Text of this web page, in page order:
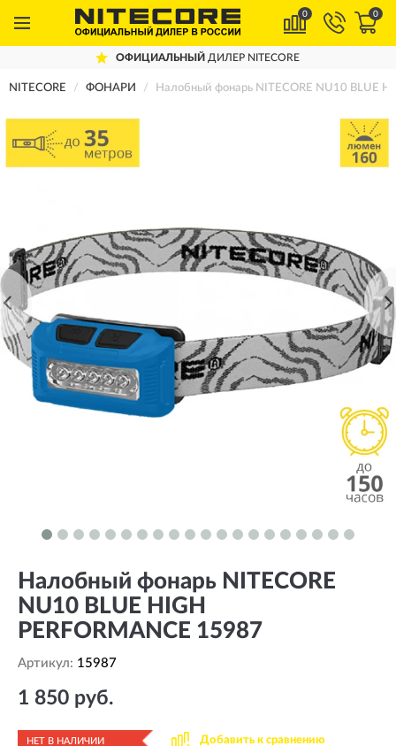
0 0
ОФИЦИАЛЬНЫЙ ДИЛЕР NITECORE
NITECORE ФОНАРИ Налобный фонарь NITECORE NU10 BLUE
Налобный фонарь NITECORE
NU10 BLUE HIGH
PERFORMANCE 15987
Артикул: 15987
1 850 руб.
НЕТ В НАЛИЧИИ Добавить к сравнению